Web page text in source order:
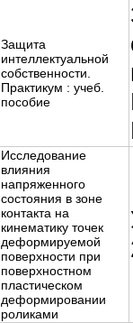
Защита
интеллектуальной
собственности.
Практикум : учеб.
пособие
Исследование
влияния
напряженного
состояния в зоне
контакта на
кинематику точек
деформируемой
поверхности при
поверхностном
пластическом
деформировании
роликами